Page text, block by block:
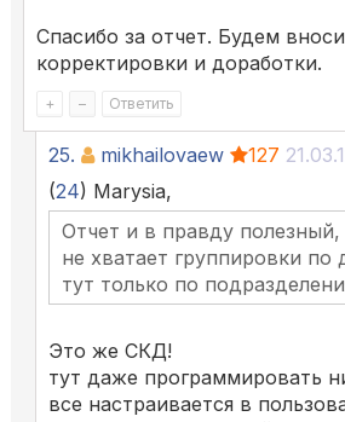
Спасибо за отчет. Будем
корректировки и доработки.
+ – Ответить
25. mikhailovaew 127
(24) Marysia,
Отчет и в правду
не хватает группировки по
тут только по
Это же СКД!
тут даже программировать
все настраивается в